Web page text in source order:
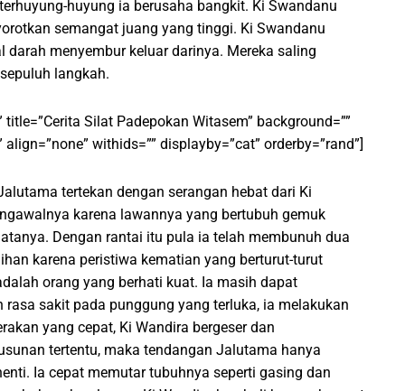
huyung ia berusaha bangkit. Ki Swandanu
semangat juang yang tinggi. Ki Swandanu
menyembur keluar darinya. Mereka saling
langkah.
Silat Padepokan Witasem” background=””
withids=”” displayby=”cat” orderby=”rand”]
tertekan dengan serangan hebat dari Ki
karena lawannya yang bertubuh gemuk
Dengan rantai itu pula ia telah membunuh dua
karena peristiwa kematian yang berturut-turut
orang yang berhati kuat. Ia masih dapat
sakit pada punggung yang terluka, ia melakukan
yang cepat, Ki Wandira bergeser dan
tertentu, maka tendangan Jalutama hanya
Ia cepat memutar tubuhnya seperti gasing dan